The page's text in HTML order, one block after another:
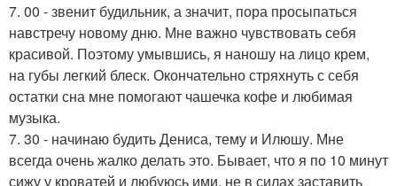
7. 00 - звенит будильник, а значит, пора просыпаться
навстречу новому дню. Мне важно чувствовать себя
красивой. Поэтому умывшись, я наношу на лицо крем,
на губы легкий блеск. Окончательно стряхнуть с себя
остатки сна мне помогают чашечка кофе и любимая
музыка.
7. 30 - начинаю будить Дениса, тему и Илюшу. Мне
всегда очень жалко делать это. Бывает, что я по 10 минут
сижу у кроватей и любуюсь ими, не в силах заставить